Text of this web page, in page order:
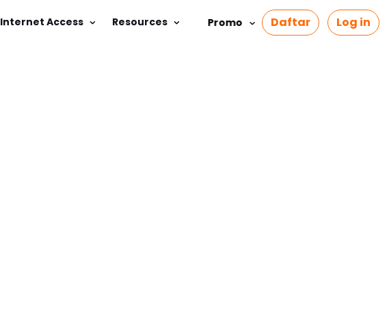
Internet Access Resources Promo Daftar Log in